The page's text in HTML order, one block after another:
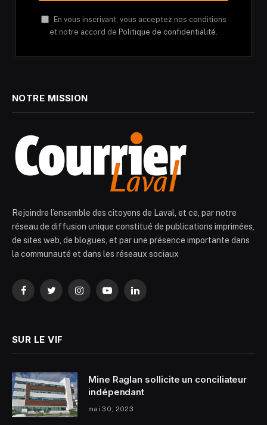
En vous inscrivant, vous acceptez nos conditions
et notre accord de Politique de confidentialité.
NOTRE MISSION
Rejoindre l’ensemble des citoyens de Laval, et ce, par notre
réseau de diffusion unique constitué de publications imprimées,
de sites web, de blogues, et par une présence importante dans
la communauté et dans les réseaux sociaux
FacebookTwitterInstagramYouTubeLinkedIn
SUR LE VIF
Mine Raglan sollicite un conciliateur
indépendant
mai 30, 2023